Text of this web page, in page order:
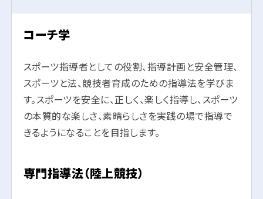
コーチ学
スポーツ指導者としての役割、指導計画と安全管理、
スポーツと法、競技者育成のための指導法を学びま
す。スポーツを安全に、正しく、楽しく指導し、スポーツ
の本質的な楽しさ、素晴らしさを実践の場で指導で
きるようになることを目指します。
専門指導法（陸上競技）